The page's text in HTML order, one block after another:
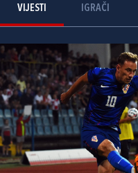
VIJESTI IGRAČI